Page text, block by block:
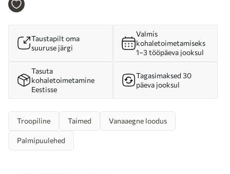
Taustapilt oma
suuruse järgi
Valmis
kohaletoimetamiseks
1–3 tööpäeva jooksul
Tasuta
kohaletoimetamine
Eestisse
Tagasimaksed 30
päeva jooksul
Troopiline Taimed Vanaaegne loodus
Palmipuulehed